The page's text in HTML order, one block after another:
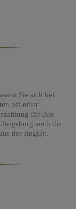
Sie sich bei
bei einer
für Ihre
auch die
der Region.